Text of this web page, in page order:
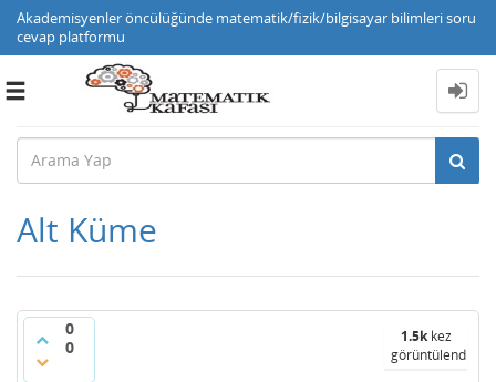
Akademisyenler öncülüğünde matematik/fizik/bilgisayar bilimleri soru
cevap platformu
Toggle
Alt Küme
0
0
1.5kkez
görüntülendi